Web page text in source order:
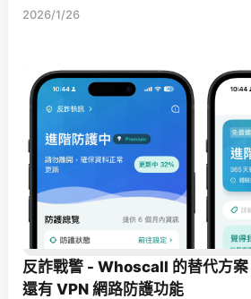
2026/1/26
反詐戰警 - Whoscall 的替代方案
還有 VPN 網路防護功能